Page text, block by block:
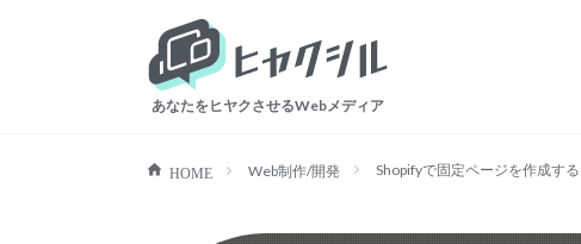
ヒャクシル
あなたをヒヤクさせるWebメディア
HOME Web制作/開発 Shopifyで固定ページを作成する